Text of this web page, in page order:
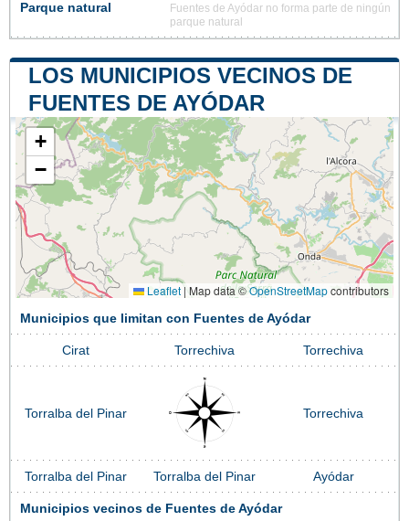
Parque natural
Fuentes de Ayódar no forma parte de ningún
parque natural
LOS MUNICIPIOS VECINOS DE
FUENTES DE AYÓDAR
+
−
Leaflet | Map data ©OpenStreetMapcontributors
Municipios que limitan con Fuentes de Ayódar
Cirat Torrechiva Torrechiva
Torralba del Pinar Torrechiva
Torralba del Pinar Torralba del Pinar Ayódar
Municipios vecinos de Fuentes de Ayódar